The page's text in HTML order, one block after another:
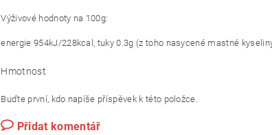
Výživové hodnoty na 100g:
energie 954kJ/228kcal, tuky 0.3g (z toho nasycené mastné
Hmotnost
Buďte první, kdo napíše příspěvek k této položce.
Přidat komentář